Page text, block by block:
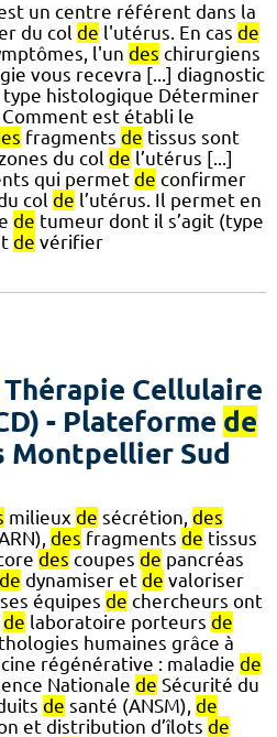
un centre référent dans la
du col de l'utérus. En cas de
l'un des chirurgiens
vous recevra [...] diagnostic
histologique Déterminer
est établi le
fragments de tissus sont
du col de l’utérus [...]
qui permet de confirmer
col de l’utérus. Il permet en
de tumeur dont il s’agit (type
de vérifier
Thérapie Cellulaire
- Plateforme de
Montpellier Sud
milieux de sécrétion, des
des fragments de tissus
des coupes de pancréas
de dynamiser et de valoriser
équipes de chercheurs ont
de laboratoire porteurs de
humaines grâce à
régénérative : maladie de
Nationale de Sécurité du
de santé (ANSM), de
et distribution d’îlots de